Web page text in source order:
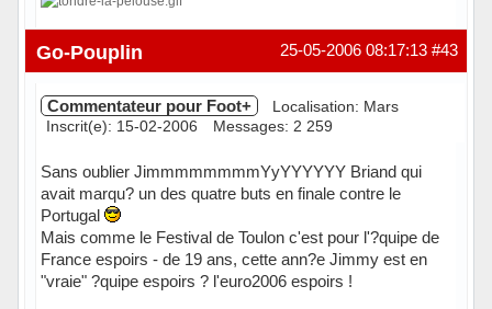
Hors ligne #43
25-05-2006 08:17:13
Go-Pouplin
Commentateur pour Foot+
Localisation: Mars
Inscrit(e): 15-02-2006
Messages: 2 259
Sans oublier JimmmmmmmmYyYYYYYY Briand qui
avait marqu? un des quatre buts en finale contre le
Portugal
Mais comme le Festival de Toulon c'est pour l'?quipe de
France espoirs - de 19 ans, cette ann?e Jimmy est en
"vraie" ?quipe espoirs ? l'euro2006 espoirs !